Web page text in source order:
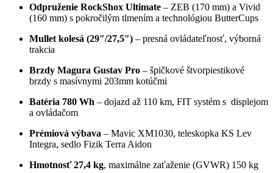
Odpruženie RockShox Ultimate – ZEB (170 mm) a Vivid
(160 mm) s pokročilým tlmením a technológiou ButterCups
Mullet kolesá (29″/27,5″) – presná ovládateľnosť, výborná
trakcia
Brzdy Magura Gustav Pro – špičkové štvorpiestikové
brzdy s masívnymi 203mm kotúčmi
Batéria 780 Wh – dojazd až 110 km, FIT systém s displejom
a ovládačom
Prémiová výbava – Mavic XM1030, teleskopka KS Lev
Integra, sedlo Fizik Terra Aidon
Hmotnosť 27,4 kg, maximálne zaťaženie (GVWR) 150 kg